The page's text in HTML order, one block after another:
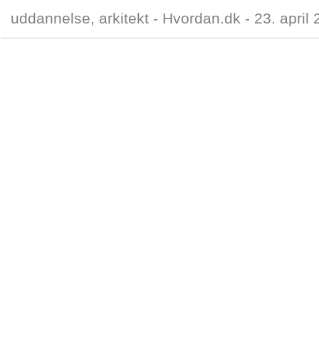
uddannelse, arkitekt - Hvordan.dk - 23. april